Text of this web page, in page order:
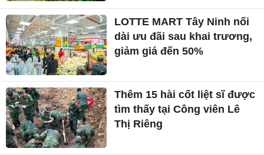
LOTTE MART Tây Ninh nối
dài ưu đãi sau khai trương,
giảm giá đến 50%
Thêm 15 hài cốt liệt sĩ được
tìm thấy tại Công viên Lê
Thị Riêng